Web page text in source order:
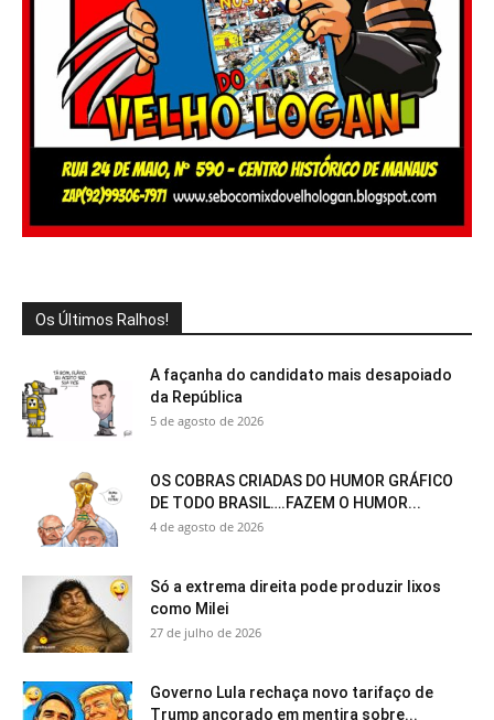
Os Últimos Ralhos!
A façanha do candidato mais desapoiado
da República
5 de agosto de 2026
OS COBRAS CRIADAS DO HUMOR GRÁFICO
DE TODO BRASIL….FAZEM O HUMOR...
4 de agosto de 2026
Só a extrema direita pode produzir lixos
como Milei
27 de julho de 2026
Governo Lula rechaça novo tarifaço de
Trump ancorado em mentira sobre...